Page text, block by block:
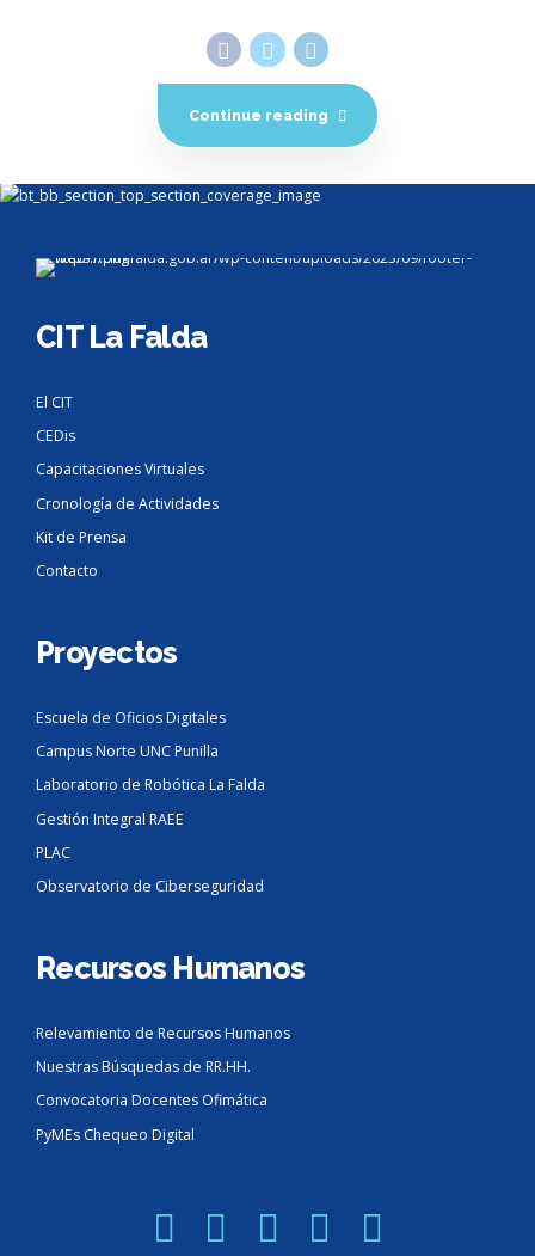
Continue reading
CIT La Falda
El CIT
CEDis
Capacitaciones Virtuales
Cronología de Actividades
Kit de Prensa
Contacto
Proyectos
Escuela de Oficios Digitales
Campus Norte UNC Punilla
Laboratorio de Robótica La Falda
Gestión Integral RAEE
PLAC
Observatorio de Ciberseguridad
Recursos Humanos
Relevamiento de Recursos Humanos
Nuestras Búsquedas de RR.HH.
Convocatoria Docentes Ofimática
PyMEs Chequeo Digital